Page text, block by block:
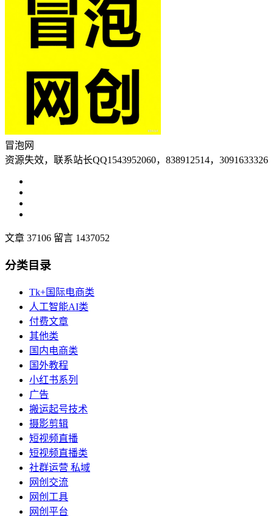
冒泡网
资源失效，联系站长QQ1543952060，838912514，3091633326
文章 37106 留言 1437052
分类目录
Tk+国际电商类
人工智能AI类
付费文章
其他类
国内电商类
国外教程
小红书系列
广告
搬运起号技术
摄影剪辑
短视频直播
短视频直播类
社群运营 私域
网创交流
网创工具
网创平台